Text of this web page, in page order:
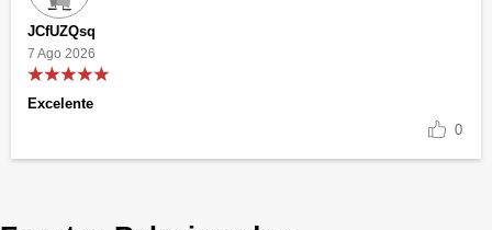
JCfUZQsq
7 Ago 2026
Excelente
0